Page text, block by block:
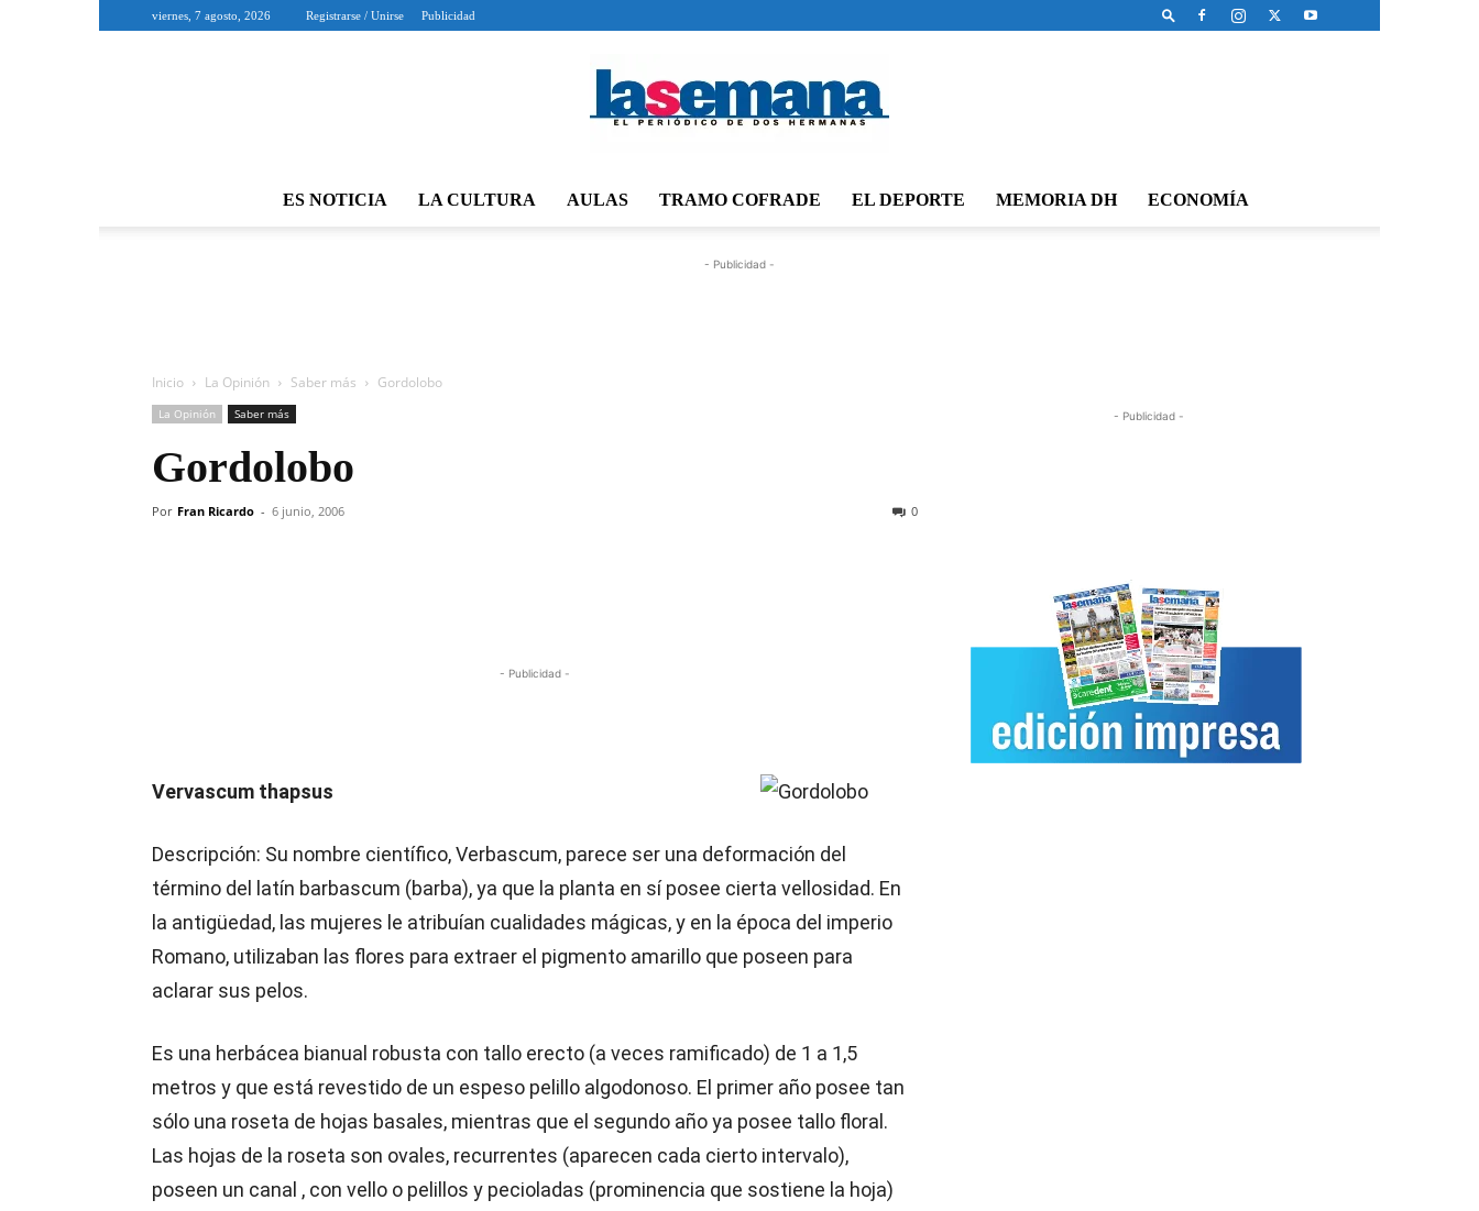
viernes, 7 agosto, 2026 Registrarse / Unirse Publicidad
ES NOTICIA LA CULTURA AULAS TRAMO COFRADE EL DEPORTE MEMORIA DH ECONOMÍA
- Publicidad -
Inicio La Opinión Saber más Gordolobo
La Opinión Saber más
Gordolobo
Por Fran Ricardo - 6 junio, 2006 0
- Publicidad -
Vervascum thapsus
Descripción: Su nombre científico, Verbascum, parece ser una deformación del
término del latín barbascum (barba), ya que la planta en sí posee cierta vellosidad. En
la antigüedad, las mujeres le atribuían cualidades mágicas, y en la época del imperio
Romano, utilizaban las flores para extraer el pigmento amarillo que poseen para
aclarar sus pelos.
Es una herbácea bianual robusta con tallo erecto (a veces ramificado) de 1 a 1,5
metros y que está revestido de un espeso pelillo algodonoso. El primer año posee tan
sólo una roseta de hojas basales, mientras que el segundo año ya posee tallo floral.
Las hojas de la roseta son ovales, recurrentes (aparecen cada cierto intervalo),
poseen un canal , con vello o pelillos y pecioladas (prominencia que sostiene la hoja)
- Publicidad -